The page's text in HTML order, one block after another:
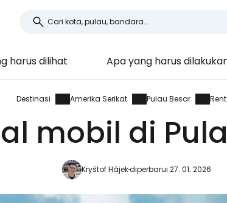
harus dilihat Apa yang harus
Destinasi Amerika Serikat Pulau Besar
mobil di
Kryštof Hájekdiperbarui 27. 01. 2026